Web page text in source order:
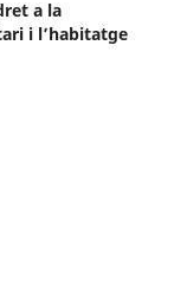
a la
i l’habitatge